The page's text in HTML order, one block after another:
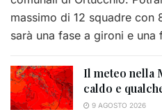
massimo di 12 squadre con
sarà una fase a gironi e una
Il meteo nella
caldo e
9 AGOSTO 2026